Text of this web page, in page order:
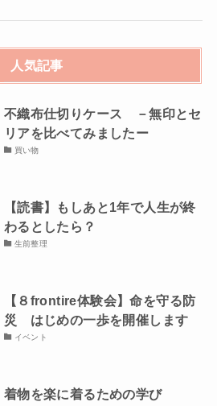
人気記事
不織布仕切りケース －無印とセ
リアを比べてみましたー
買い物
【読書】もしあと1年で人生が終
わるとしたら？
生前整理
【８frontire体験会】命を守る防
災 はじめの一歩を開催します
イベント
着物を楽に着るための学び